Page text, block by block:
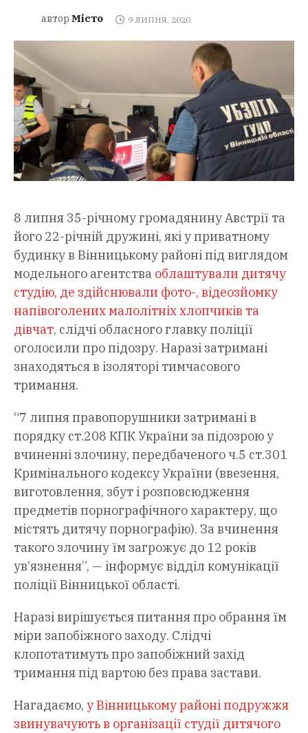
автор Місто 9 ЛИПНЯ, 2020
8 липня 35-річному громадянину Австрії та
його 22-річній дружині, які у приватному
будинку в Вінницькому районі під виглядом
модельного агентства облаштували дитячу
студію, де здійснювали фото-, відеозйомку
напівоголених малолітніх хлопчиків та
дівчат, слідчі обласного главку поліції
оголосили про підозру. Наразі затримані
знаходяться в ізоляторі тимчасового
тримання.
“7 липня правопорушники затримані в
порядку ст.208 КПК України за підозрою у
вчиненні злочину, передбаченого ч.5 ст.301
Кримінального кодексу України (ввезення,
виготовлення, збут і розповсюдження
предметів порнографічного характеру, що
містять дитячу порнографію). За вчинення
такого злочину їм загрожує до 12 років
ув’язнення”, — інформує відділ комунікації
поліції Вінницької області.
Наразі вирішується питання про обрання їм
міри запобіжного заходу. Слідчі
клопотатимуть про запобіжний захід
тримання під вартою без права застави.
Нагадаємо, у Вінницькому районі подружжя
звинувачують в організації студії дитячого